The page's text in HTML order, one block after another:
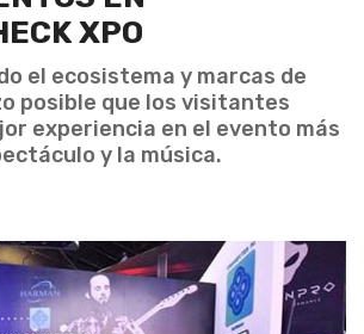
XPO
el ecosistema y marcas de
posible que los visitantes
experiencia en el evento más
y la música.